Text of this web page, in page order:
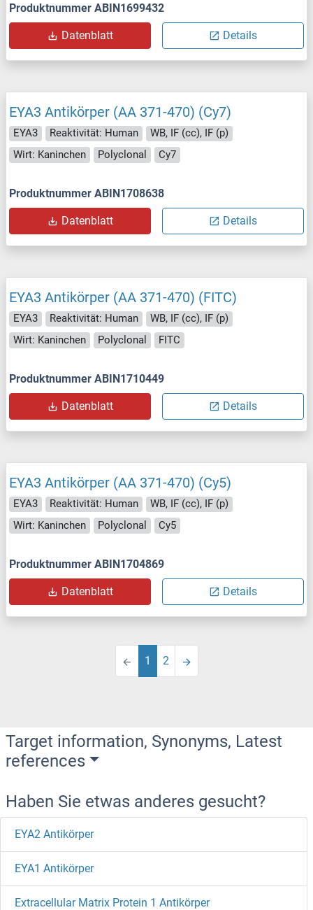
Produktnummer ABIN1699432
Datenblatt Details
EYA3 Antikörper (AA 371-470) (Cy7)
EYA3 Reaktivität: Human
WB, IF (cc), IF (p)
Wirt: Kaninchen
Polyclonal Cy7
Produktnummer ABIN1708638
Datenblatt Details
EYA3 Antikörper (AA 371-470) (FITC)
EYA3 Reaktivität: Human
WB, IF (cc), IF (p)
Wirt: Kaninchen
Polyclonal FITC
Produktnummer ABIN1710449
Datenblatt Details
EYA3 Antikörper (AA 371-470) (Cy5)
EYA3 Reaktivität: Human
WB, IF (cc), IF (p)
Wirt: Kaninchen
Polyclonal Cy5
Produktnummer ABIN1704869
Datenblatt Details
1 2
Target information, Synonyms, Latest
references
Haben Sie etwas anderes gesucht?
EYA2 Antikörper
EYA1 Antikörper
Extracellular Matrix Protein 1 Antikörper